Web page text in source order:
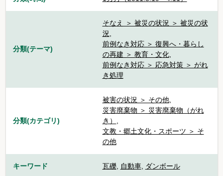
分類(テーマ)
そなえ ＞ 被災の状況 ＞ 被災の状
況,
前例なき対応 ＞ 復興へ・暮らし
の再建 ＞ 教育・文化,
前例なき対応 ＞ 応急対策 ＞ がれ
き処理
分類(カテゴリ)
被害の状況 ＞ その他,
災害廃棄物 ＞ 災害廃棄物（がれ
き） ,
文教・郷土文化・スポーツ ＞ そ
の他
キーワード 瓦礫, 自動車, ダンボール